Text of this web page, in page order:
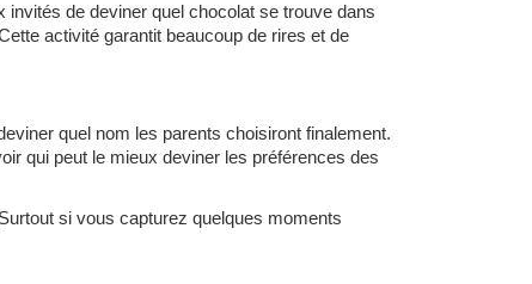
de deviner quel chocolat se trouve dans
activité garantit beaucoup de rires et de
quel nom les parents choisiront finalement.
qui peut le mieux deviner les préférences des
si vous capturez quelques moments